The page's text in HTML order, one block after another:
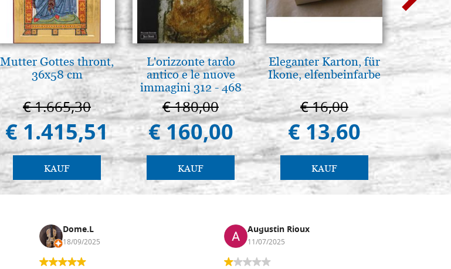
Mutter Gottes thront,
36x58 cm
€ 1.665,30
€ 1.415,51
KAUF
L'orizzonte tardo
antico e le nuove
immagini 312 - 468
€ 180,00
€ 160,00
KAUF
Eleganter Karton, für
Ikone, elfenbeinfarbe
€ 16,00
€ 13,60
KAUF
€
Dome.L
18/09/2025
Augustin Rioux
11/07/2025